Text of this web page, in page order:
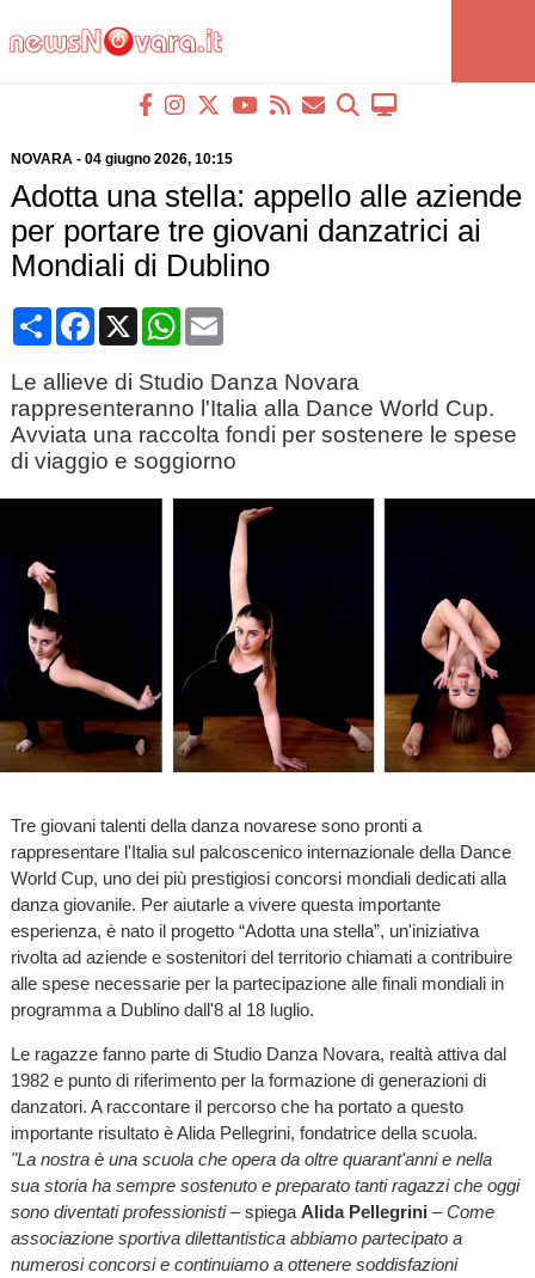
NOVARA- 04 giugno 2026, 10:15
Adotta una stella: appello alle aziende
per portare tre giovani danzatrici ai
Mondiali di Dublino
CondividiFacebook
X WhatsApp
Email
Le allieve di Studio Danza Novara
rappresenteranno l'Italia alla Dance World Cup.
Avviata una raccolta fondi per sostenere le spese
di viaggio e soggiorno
Tre giovani talenti della danza novarese sono pronti a
rappresentare l'Italia sul palcoscenico internazionale della Dance
World Cup, uno dei più prestigiosi concorsi mondiali dedicati alla
danza giovanile. Per aiutarle a vivere questa importante
esperienza, è nato il progetto “Adotta una stella”, un'iniziativa
rivolta ad aziende e sostenitori del territorio chiamati a contribuire
alle spese necessarie per la partecipazione alle finali mondiali in
programma a Dublino dall'8 al 18 luglio.
Le ragazze fanno parte di Studio Danza Novara, realtà attiva dal
1982 e punto di riferimento per la formazione di generazioni di
danzatori. A raccontare il percorso che ha portato a questo
importante risultato è Alida Pellegrini, fondatrice della scuola.
"La nostra è una scuola che opera da oltre quarant'anni e nella
sua storia ha sempre sostenuto e preparato tanti ragazzi che oggi
sono diventati professionisti– spiega Alida Pellegrini –Come
associazione sportiva dilettantistica abbiamo partecipato a
numerosi concorsi e continuiamo a ottenere soddisfazioni